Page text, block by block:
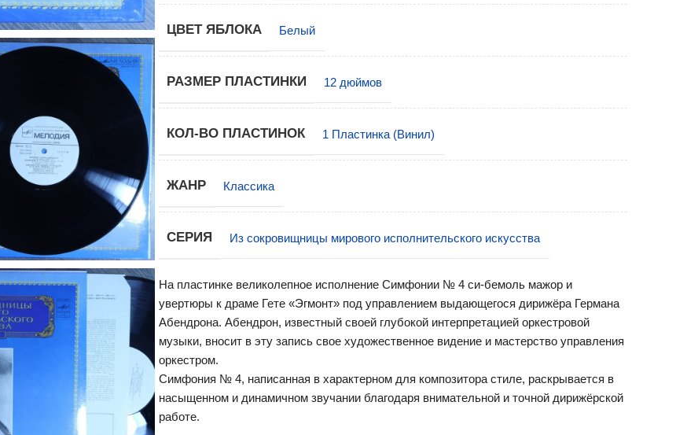
ЦВЕТ ЯБЛОКА Белый
РАЗМЕР ПЛАСТИНКИ 12 дюймов
КОЛ-ВО ПЛАСТИНОК 1 Пластинка (Винил)
ЖАНР Классика
СЕРИЯ Из сокровищницы мирового исполнительского искусства
На пластинке великолепное исполнение Симфонии № 4 си-бемоль мажор и
увертюры к драме Гете «Эгмонт» под управлением выдающегося дирижёра Германа
Абендрона. Абендрон, известный своей глубокой интерпретацией оркестровой
музыки, вносит в эту запись свое художественное видение и мастерство управления
оркестром.
Симфония № 4, написанная в характерном для композитора стиле, раскрывается в
насыщенном и динамичном звучании благодаря внимательной и точной дирижёрской
работе.